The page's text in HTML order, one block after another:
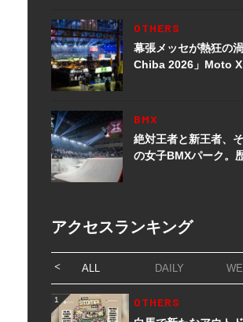
OTHERS
幕張メッセが熱狂の
Chiba 2026」Moto X
BMX
絶対王者と新王者、
の女子BMXパーク。
アクセスランキング
ALL DAILY
1 OTHERS